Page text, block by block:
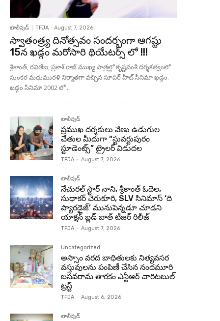
టాలీవుడ్ TFJA - August 7, 2026
స్వాతంత్ర్య దినోత్సవం సందర్బంగా ఆగష్టు
15న ఖడ్గం మరోసారి థియేటర్స్ లో !!!
శ్రీకాంత్, రవితేజ, ప్రకాశ్ రాజ్ ముఖ్య పాత్రల్లో కృష్ణవంశీ దర్శకత్వంలో
సుంకర మధుమురళి నిర్మాతగా వచ్చిన సూపర్ హిట్ సినిమా ఖడ్గం.
ఖడ్గం సినిమా 2002 లో...
టాలీవుడ్
ప్రముఖ దర్శకులు వేణు ఉడుగుల
చేతుల మీదుగా “స్టువర్టుపురం
స్టూడెంట్స్” ట్రైలర్ విడుదల
TFJA - August 7, 2026
టాలీవుడ్
నేచురల్ స్టార్ నాని, శ్రీకాంత్ ఓదెల,
సుధాకర్ చెరుకూరి, SLV సినిమాస్ ‘ది
ప్యారడైజ్’ మునుపెన్నడూ చూడని
యాక్షన్ బ్లడ్ బాత్ టీజర్ రిలీజ్
TFJA - August 7, 2026
Uncategorized
అస్సాం వరద బాధితులకు నిత్యవసర
వస్తువులను పంపిణీ చేసిన నందమూరి
బసవరామ తారకం ఎన్టీఆర్ చారిటబుల్
ట్రస్ట్
TFJA - August 6, 2026
టాలీవుడ్